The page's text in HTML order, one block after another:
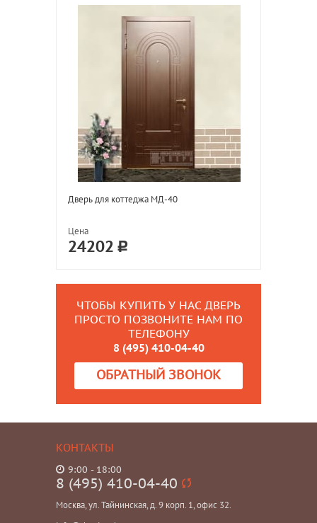
Дверь для коттеджа МД-40
Цена
24202
ЧТОБЫ КУПИТЬ У НАС ДВЕРЬ
ПРОСТО ПОЗВОНИТЕ НАМ ПО
ТЕЛЕФОНУ
8 (495) 410-04-40
ОБРАТНЫЙ ЗВОНОК
КОНТАКТЫ
9:00 - 18:00
8 (495) 410-04-40
Москва, ул. Тайнинская, д. 9 корп. 1, офис 32.